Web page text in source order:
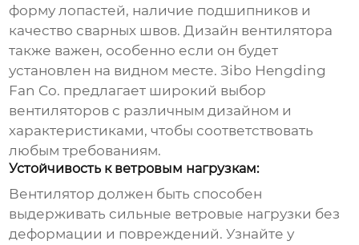
форму лопастей, наличие подшипников и
качество сварных швов. Дизайн вентилятора
также важен, особенно если он будет
установлен на видном месте. Зibo Hengding
Fan Co. предлагает широкий выбор
вентиляторов с различным дизайном и
характеристиками, чтобы соответствовать
любым требованиям.
Устойчивость к ветровым нагрузкам:
Вентилятор должен быть способен
выдерживать сильные ветровые нагрузки без
деформации и повреждений. Узнайте у